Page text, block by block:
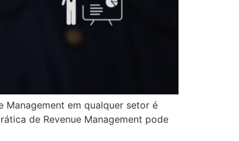
Management em qualquer setor é
de Revenue Management pode